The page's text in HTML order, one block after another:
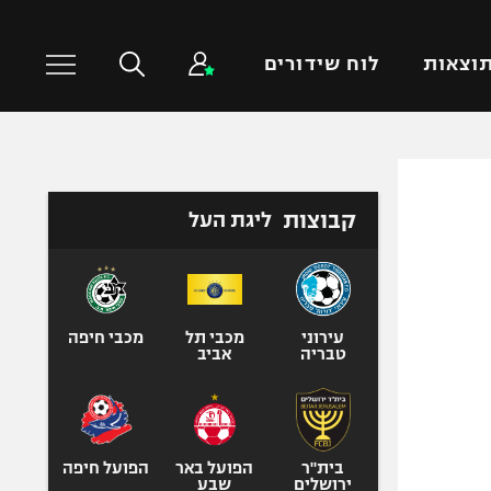
תוצאות לוח שידורים
טניס
כדורעף
ספורט אולימפי
קבוצות ליגת העל
עירוני
טבריה
מכבי תל
אביב
מכבי חיפה
בית"ר
ירושלים
הפועל באר
שבע
הפועל חיפה